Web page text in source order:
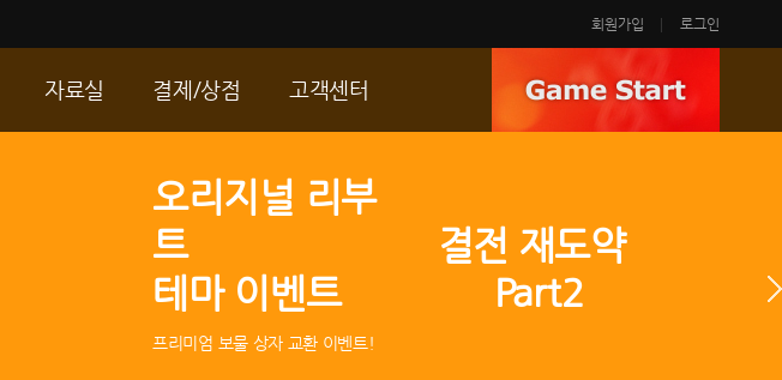
회원가입 로그인
오리지널 리부
트 결전 재도약
테마 이벤트 Part2
프리미엄 보물 상자 교환 이벤트!
자료실 결제/상점
마이 Wshop
내 캐시
고객센터
문의/신고
운영정책